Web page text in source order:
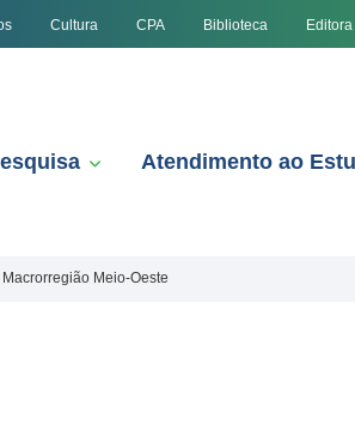
Cultura CPA Biblioteca Editora
Atendimento ao
Meio-Oeste